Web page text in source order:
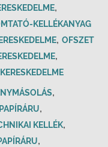
,
KELLÉKANYAG
, OFSZET
,
,
,
KELLÉK,
,